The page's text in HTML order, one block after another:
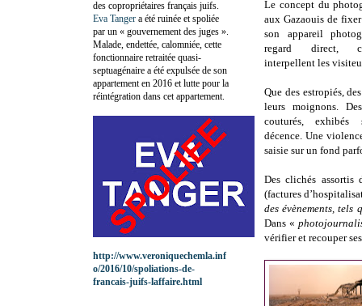
Le concept du
aux Gazaouis de
son appareil
regard direct,
interpellent les
Que des estropiés,
leurs moignons.
couturés,
décence. Une
saisie sur un fond
Des clichés assortis
(factures
des évènements,
Dans «
vérifier et recouper
des copropriétaires français juifs.
Eva Tanger a été ruinée et spoliée
par un « gouvernement des juges ».
Malade, endettée, calomniée, cette
fonctionnaire retraitée quasi-
septuagénaire a été expulsée de son
appartement en 2016 et lutte pour la
réintégration dans cet appartement.
http://www.veroniquechemla.inf
o/2016/10/spoliations-de-
francais-juifs-laffaire.html